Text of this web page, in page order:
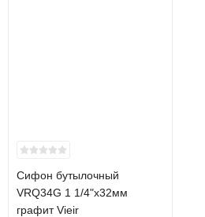
Сифон бутылочный
VRQ34G 1 1/4"х32мм
графит Vieir